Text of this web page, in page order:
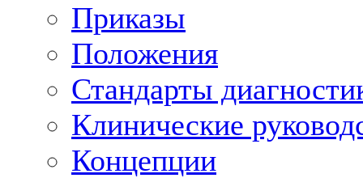
Приказы
Положения
Стандарты
Клинические
Концепции